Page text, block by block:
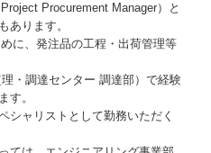
Procurement Manager）と
あります。
に、発注品の工程・出荷管理等
・調達センター 調達部）で経験
す。
シャリストとして勤務いただく